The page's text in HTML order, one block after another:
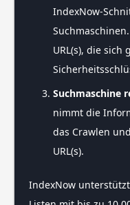
IndexNow-
URL(s), die
Suchmaschine
nimmt die
das Crawlen
URL(s).
IndexNow